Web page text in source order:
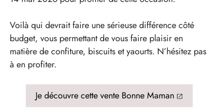
Voilà qui devrait faire une sérieuse différence côté
budget, vous permettant de vous faire plaisir en
matière de confiture, biscuits et yaourts. N’hésitez pas
à en profiter.
Je découvre cette vente Bonne Maman